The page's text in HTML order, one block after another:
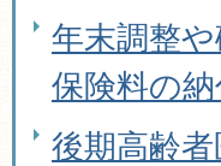
年末調整
保険料の
後期高齢